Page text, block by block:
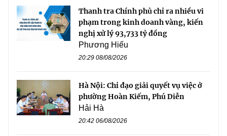
Thanh tra Chính phủ chỉ ra nhiều vi
phạm trong kinh doanh vàng, kiến
nghị xử lý 93,733 tỷ đồng
Phương Hiếu
20:29 08/08/2026
Hà Nội: Chỉ đạo giải quyết vụ việc ở
phường Hoàn Kiếm, Phú Diễn
Hải Hà
20:42 06/08/2026